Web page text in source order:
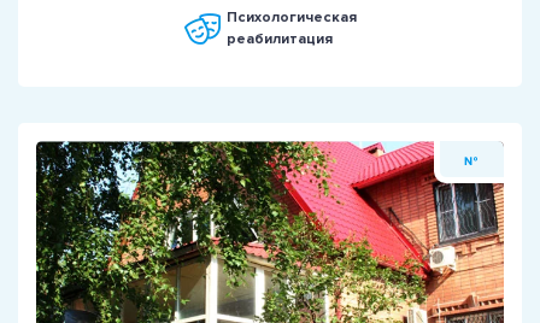
Психологическая
реабилитация
№